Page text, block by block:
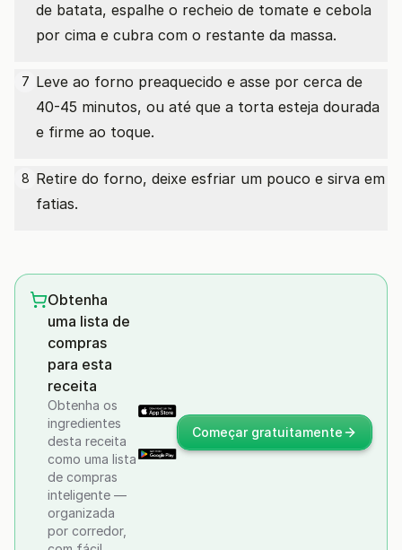
de batata, espalhe o recheio de tomate e cebola
por cima e cubra com o restante da massa.
7 Leve ao forno preaquecido e asse por cerca de
40-45 minutos, ou até que a torta esteja dourada
e firme ao toque.
8 Retire do forno, deixe esfriar um pouco e sirva em
fatias.
Obtenha
uma lista de
compras
para esta
receita
Obtenha os
ingredientes
desta receita
como uma lista
de compras
inteligente —
organizada
por corredor,
Começar gratuitamente